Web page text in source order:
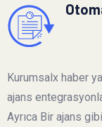
Kurumsalx haber
ajans
Ayrıca Bir ajans